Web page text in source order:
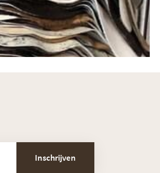
Inschrijven